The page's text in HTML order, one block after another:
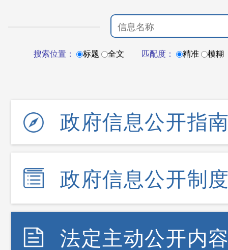
搜索位置： 标题 全文 匹配度： 精准 模糊
政府信息公开指
政府信息公开制
法定主动公开内